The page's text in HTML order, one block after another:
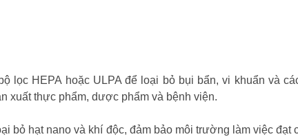
lọc HEPA hoặc ULPA để loại bỏ bụi bẩn, vi khuẩn và
xuất thực phẩm, dược phẩm và bệnh viện.
bỏ hạt nano và khí độc, đảm bảo môi trường làm việc đạt